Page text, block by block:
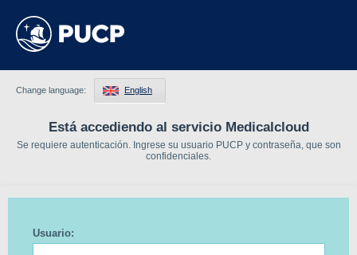
Está accediendo al servicio Medicalcloud
Se requiere autenticación. Ingrese su usuario PUCP y contraseña, que son
confidenciales.
Change language: English
Usuario: